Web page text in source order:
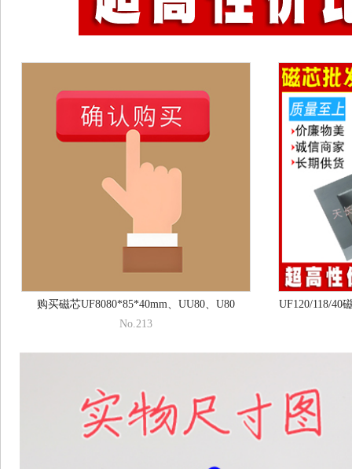
购买磁芯UF8080*85*40mm、UU80、U80
No.213